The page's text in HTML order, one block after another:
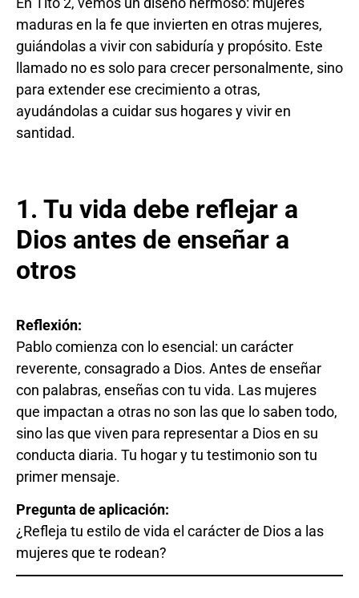
maduras en la fe que invierten en otras mujeres,
guiándolas a vivir con sabiduría y propósito. Este
llamado no es solo para crecer personalmente, sino
para extender ese crecimiento a otras,
ayudándolas a cuidar sus hogares y vivir en
santidad.
1. Tu vida debe reflejar a
Dios antes de enseñar a
otros
Reflexión:
Pablo comienza con lo esencial: un carácter
reverente, consagrado a Dios. Antes de enseñar
con palabras, enseñas con tu vida. Las mujeres
que impactan a otras no son las que lo saben todo,
sino las que viven para representar a Dios en su
conducta diaria. Tu hogar y tu testimonio son tu
primer mensaje.
Pregunta de aplicación:
¿Refleja tu estilo de vida el carácter de Dios a las
mujeres que te rodean?